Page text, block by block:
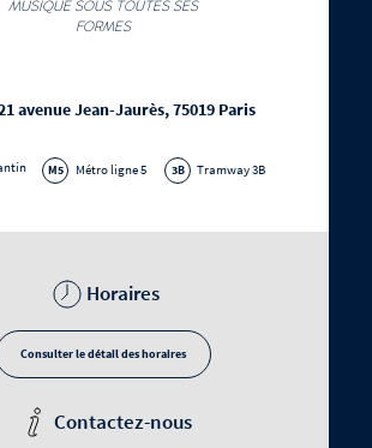
MUSIQUE SOUS TOUTES SES
FORMES
avenue Jean-Jaurès, 75019 Paris
M5 Métro ligne 5 3B Tramway 3B
Horaires
Consulter le détail des horaires
Contactez-nous